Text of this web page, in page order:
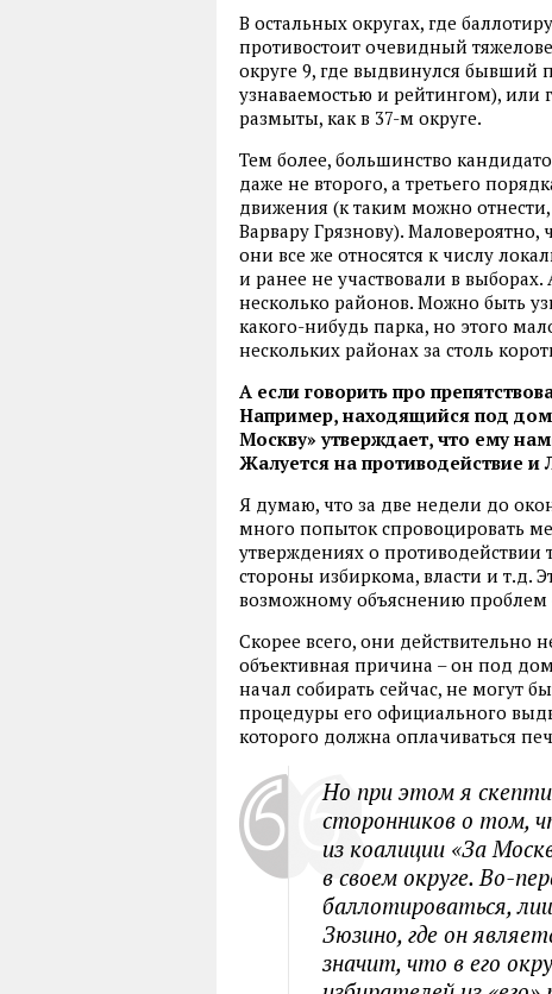
В остальных округах, где
противостоит очевидный
округе 9, где выдвинулся бывший
узнаваемостью и рейтингом), или
размыты, как в 37-м округе.
Тем более, большинство
даже не второго, а третьего
движения (к таким можно
Варвару Грязнову).
они все же относятся к числу
и ранее не участвовали в
несколько районов. Можно быть
какого-нибудь парка, но этого
нескольких районах за столь
А если говорить про
Например, находящийся под
Москву» утверждает, что ему
Жалуется на противодействие и
Я думаю, что за две недели до
много попыток спровоцировать
утверждениях о
стороны избиркома, власти и т.д.
возможному объяснению проблем
Скорее всего, они действительно
объективная причина – он под
начал собирать сейчас, не могут
процедуры его официального
которого должна оплачиваться
Но при этом я
сторонников о том,
из коалиции «За
в своем округе. Во-
баллотироваться,
Зюзино, где он
значит, что в его